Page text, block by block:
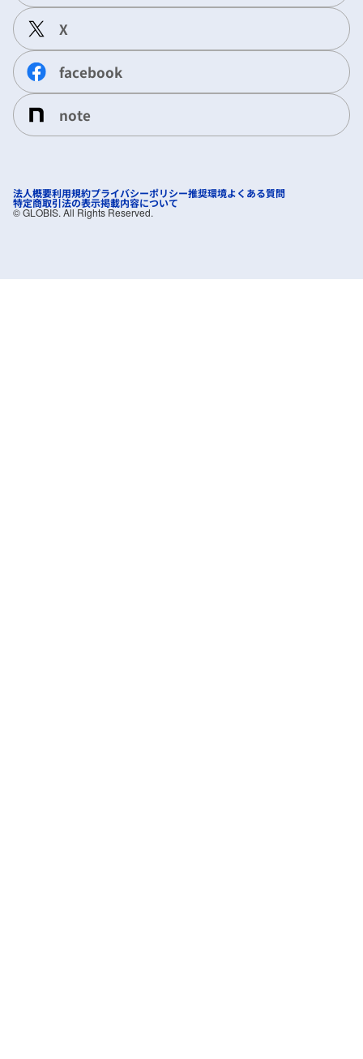
X
facebook
note
法人概要利用規約プライバシーポリシー推奨環境よくある質問
特定商取引法の表示掲載内容について
©︎ GLOBIS. All Rights Reserved.